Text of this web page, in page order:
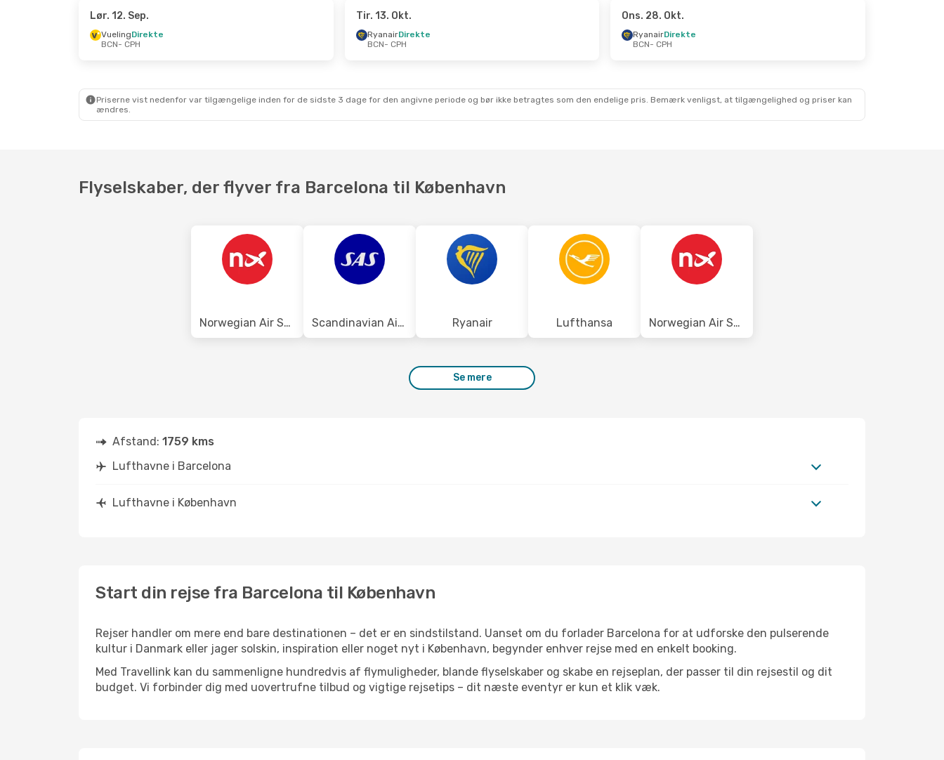
- Søn. 18. Okt. - Man. 26. Okt.
CPH
- BCN - BCN
Lør. 12. Sep.
VuelingDirekte
BCN- CPH
Tir. 13. Okt.
RyanairDirekte
BCN- CPH
Ons. 28. Okt.
RyanairDirekte
BCN- CPH
Priserne vist nedenfor var tilgængelige inden for de sidste 3 dage for den angivne periode og bør ikke betragtes som den endelige pris. Bemærk venligst, at tilgængelighed og priser kan
ændres.
Flyselskaber, der flyver fra Barcelona til København
Norwegian Air Sweden Scandinavian Airlines Ryanair Lufthansa Norwegian Air Shuttle
Se mere
Afstand: 1759 kms
Lufthavne i Barcelona
Lufthavne i København
Start din rejse fra Barcelona til København
Rejser handler om mere end bare destinationen – det er en sindstilstand. Uanset om du forlader Barcelona for at udforske den pulserende
kultur i Danmark eller jager solskin, inspiration eller noget nyt i København, begynder enhver rejse med en enkelt booking.
Med Travellink kan du sammenligne hundredvis af flymuligheder, blande flyselskaber og skabe en rejseplan, der passer til din rejsestil og dit
budget. Vi forbinder dig med uovertrufne tilbud og vigtige rejsetips – dit næste eventyr er kun et klik væk.